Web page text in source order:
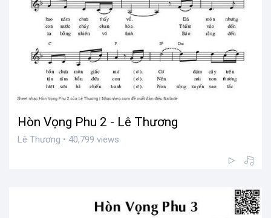
Hòn Vọng Phu 2 - Lê Thương
Lê Thương • 40,799 views